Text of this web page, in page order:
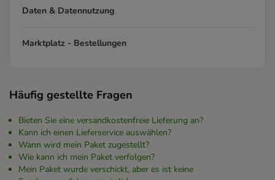
Daten & Datennutzung
Marktplatz - Bestellungen
Häufig gestellte Fragen
Bieten Sie eine versandkostenfreie Lieferung an?
Kann ich einen Lieferservice auswählen?
Wann wird mein Paket zugestellt?
Wie kann ich mein Paket verfolgen?
Mein Paket wurde verschickt, aber es ist keine